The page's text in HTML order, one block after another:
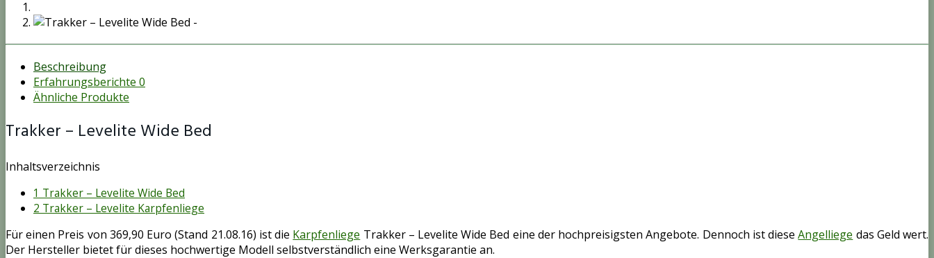
Beschreibung
Erfahrungsberichte 0
Ähnliche Produkte
Trakker – Levelite Wide Bed
Inhaltsverzeichnis
1 Trakker – Levelite Wide Bed
2 Trakker – Levelite Karpfenliege
Für einen Preis von 369,90 Euro (Stand 21.08.16) ist die Karpfenliege Trakker – Levelite Wide Bed eine der hochpreisigsten Angebote. Dennoch ist dieseAngelliege das Geld wert.
Der Hersteller bietet für dieses hochwertige Modell selbstverständlich eine Werksgarantie an.